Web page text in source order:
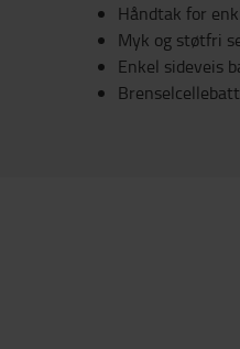
Håndtak for
Myk og støtfri
Enkel sideveis